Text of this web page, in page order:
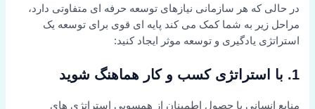
در حالی که هر سازمانی نیازهای توسعه حرفه ای متفاوتی دارد،
مراحل زیر به شما کمک می کند پایه ای قوی برای توسعه یک
استراتژی یادگیری و توسعه موثر ایجاد کنید:
1. با استراتژی کسب و کار هماهنگ شوید
منابع انسانی با حصول اطمینان از همسویی استراتژی های